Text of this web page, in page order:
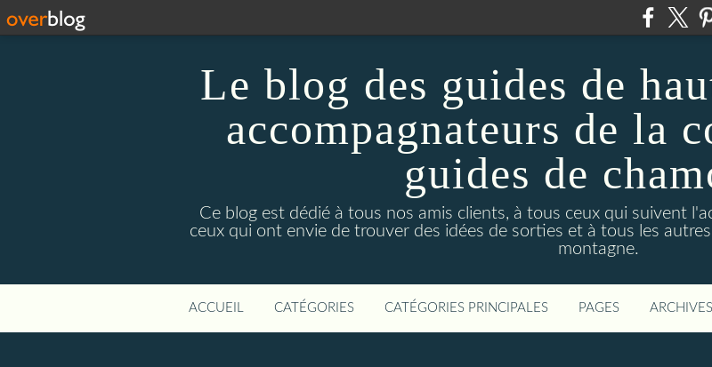
Le blog des guides de
accompagnateurs de la
guides de
Ce blog est dédié à tous nos amis clients, à tous ceux qui suivent
ceux qui ont envie de trouver des idées de sorties et à tous les
montagne.
ACCUEIL CATÉGORIES CATÉGORIES PRINCIPALES PAGES ARCHIVES